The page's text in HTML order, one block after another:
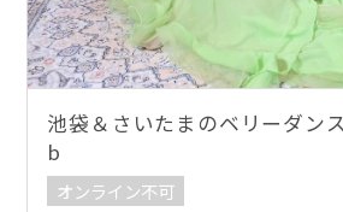
池袋＆さいたまのベリーダン
b
オンライン不可